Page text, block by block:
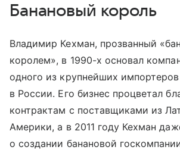
Банановый король
Владимир Кехман, прозванный
королем», в 1990-х основал
одного из крупнейших
в России. Его бизнес процветал
контрактам с поставщиками из
Америки, а в 2011 году Кехман
о создании банановой